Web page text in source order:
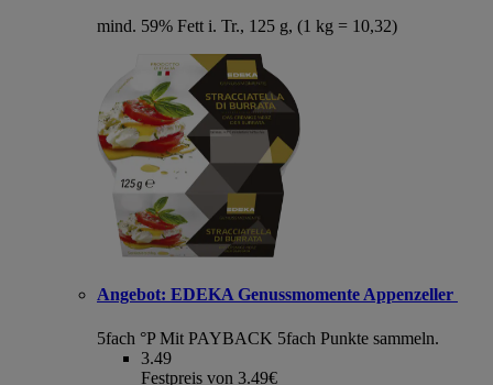
mind. 59% Fett i. Tr., 125 g, (1 kg = 10,32)
Angebot: EDEKA Genussmomente Appenzeller
5fach °P Mit PAYBACK 5fach Punkte sammeln.
3.49
Festpreis von 3.49€